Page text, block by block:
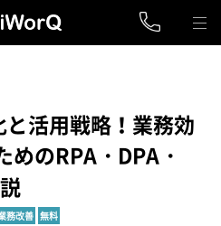
活用戦略！業務効
めのRPA・DPA・
務改善 無料